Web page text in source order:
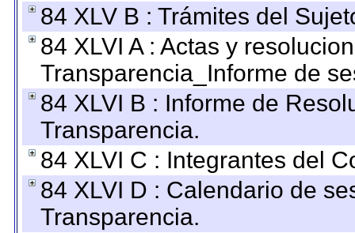
84 XLV B : Trámites del
84 XLVI A : Actas y
Transparencia_Informe de
84 XLVI B : Informe de
Transparencia.
84 XLVI C : Integrantes del
84 XLVI D : Calendario de
Transparencia.